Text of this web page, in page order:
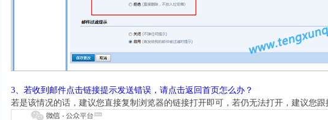
3、若收到邮件点击链接提示发送错误，请点击返回首页怎么办？
若是该情况的话，建议您直接复制浏览器的链接打开即可，若仍无法打开，建议您